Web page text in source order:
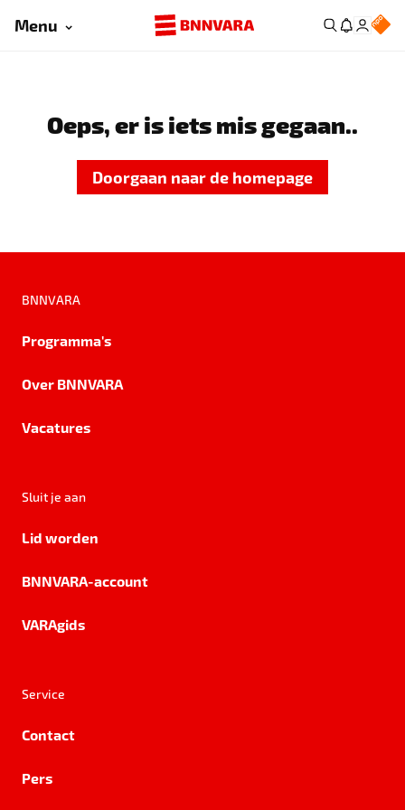
Menu
Oeps, er is iets mis gegaan..
Doorgaan naar de homepage
BNNVARA
Programma's
Over BNNVARA
Vacatures
Sluit je aan
Lid worden
BNNVARA-account
VARAgids
Service
Contact
Pers